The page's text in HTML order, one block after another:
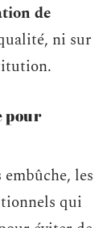
de
ni sur
pour
les
qui